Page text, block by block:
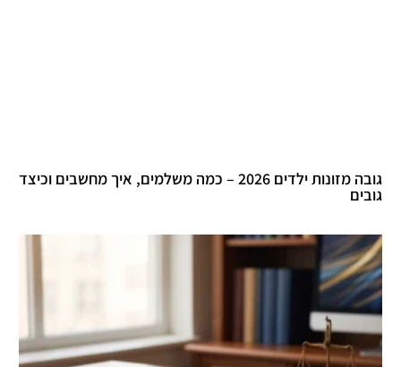
גובה מזונות ילדים 2026 – כמה משלמים, איך מחשבים וכיצד
גובים